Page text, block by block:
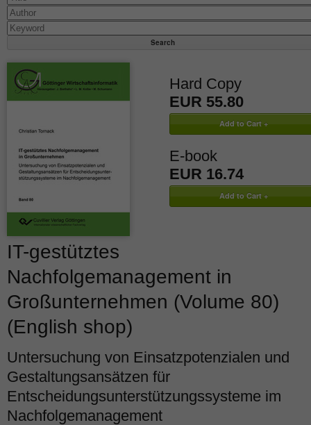
Hard Copy
EUR 55.80
E-book
EUR 16.74
IT-gestütztes
Nachfolgemanagement in
Großunternehmen (Volume 80)
(English shop)
Untersuchung von Einsatzpotenzialen und
Gestaltungsansätzen für
Entscheidungsunterstützungssysteme im
Nachfolgemanagement